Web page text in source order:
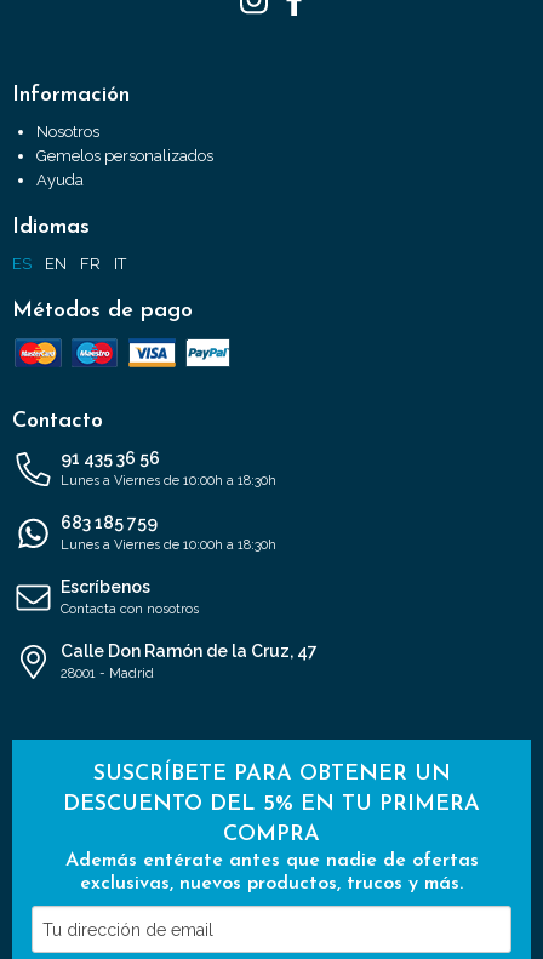
Información
Nosotros
Gemelos personalizados
Ayuda
Idiomas
ES EN FR IT
Métodos de pago
Contacto
91 435 36 56
Lunes a Viernes de 10:00h a 18:30h
683 185 759
Lunes a Viernes de 10:00h a 18:30h
Escríbenos
Contacta con nosotros
Calle Don Ramón de la Cruz, 47
28001 - Madrid
SUSCRÍBETE PARA OBTENER UN
DESCUENTO DEL 5% EN TU PRIMERA
COMPRA
Además entérate antes que nadie de ofertas
exclusivas, nuevos productos, trucos y más.
Tu
dirección